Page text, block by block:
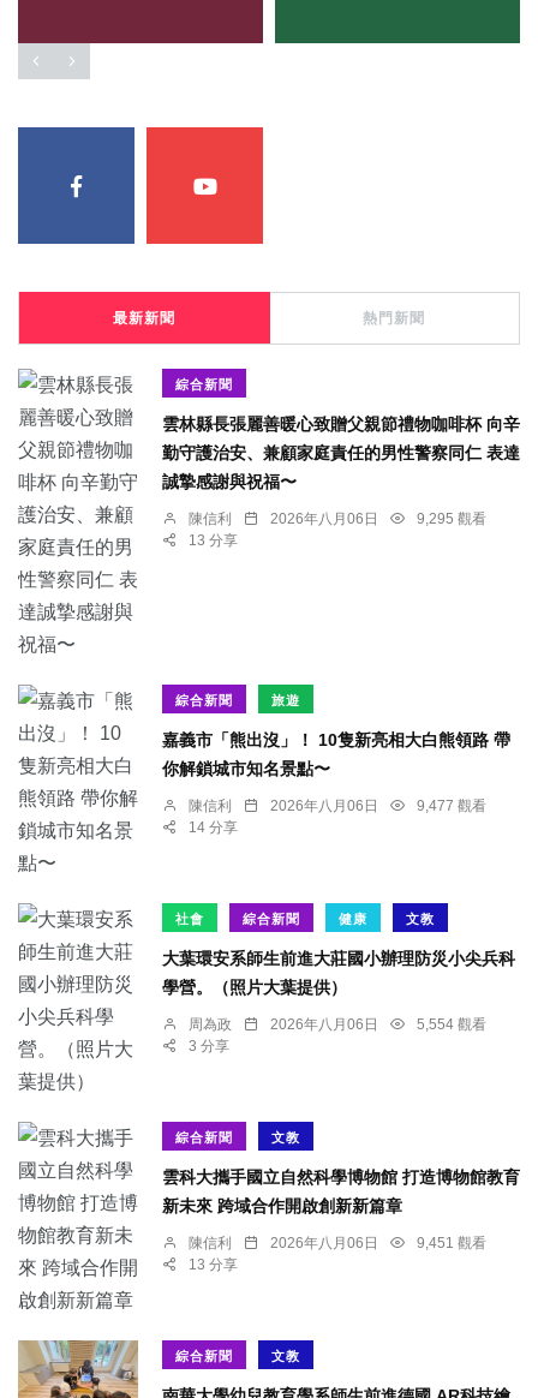
最新新聞 熱門新聞
綜合新聞
雲林縣長張麗善暖心致贈父親節禮物咖啡杯 向辛
勤守護治安、兼顧家庭責任的男性警察同仁 表達
誠摯感謝與祝福〜
陳信利 2026年八月06日
9,295 觀看
13 分享
綜合新聞 旅遊
嘉義市「熊出沒」！ 10隻新亮相大白熊領路 帶
你解鎖城市知名景點〜
陳信利 2026年八月06日
9,477 觀看
14 分享
社會 綜合新聞 健康 文教
大葉環安系師生前進大莊國小辦理防災小尖兵科
學營。（照片大葉提供）
周為政 2026年八月06日
5,554 觀看
3 分享
綜合新聞 文教
雲科大攜手國立自然科學博物館 打造博物館教育
新未來 跨域合作開啟創新新篇章
陳信利 2026年八月06日
9,451 觀看
13 分享
綜合新聞 文教